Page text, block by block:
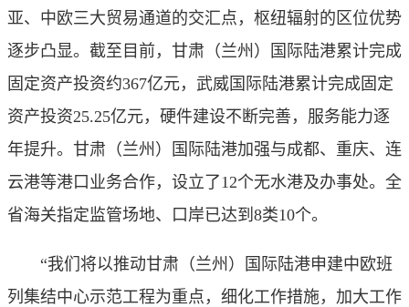
亚、中欧三大贸易通道的交汇点，枢纽辐射的区位优势
逐步凸显。截至目前，甘肃（兰州）国际陆港累计完成
固定资产投资约367亿元，武威国际陆港累计完成固定
资产投资25.25亿元，硬件建设不断完善，服务能力逐
年提升。甘肃（兰州）国际陆港加强与成都、重庆、连
云港等港口业务合作，设立了12个无水港及办事处。全
省海关指定监管场地、口岸已达到8类10个。
“我们将以推动甘肃（兰州）国际陆港申建中欧班
列集结中心示范工程为重点，细化工作措施，加大工作